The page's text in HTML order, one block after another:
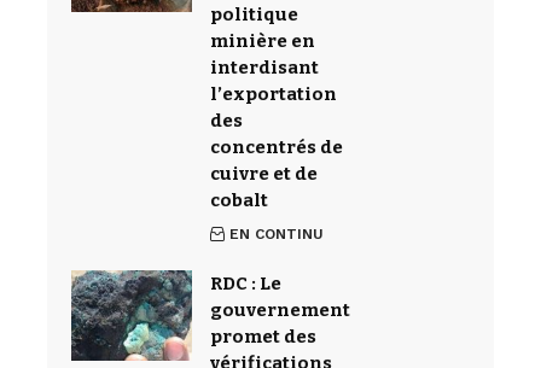
politique
minière en
interdisant
l’exportation
des
concentrés de
cuivre et de
cobalt
EN CONTINU
RDC : Le
gouvernement
promet des
vérifications